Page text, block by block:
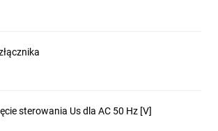
sterowania Us dla AC 50 Hz [V]